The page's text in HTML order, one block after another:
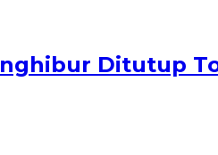
Ditutup